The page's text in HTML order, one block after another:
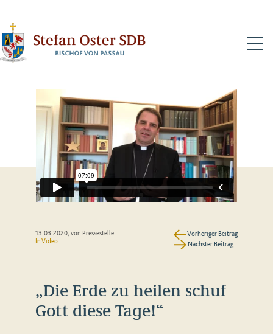
13.03.2020, von Pressestelle
In Video
Vorheriger Beitrag
Nächster Beitrag
„Die Erde zu heilen schuf
Gott diese Tage!“